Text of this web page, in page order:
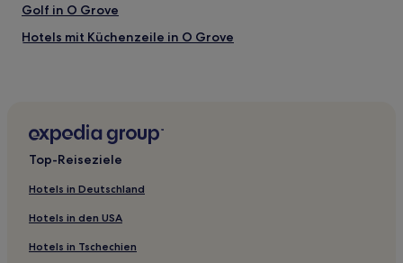
Golf in O Grove
Hotels mit Küchenzeile in O Grove
Haustierfreundliche in Santiago de Vigo
Günstige in Poio
Strand in A Lanzada
Hotels mit Parkplatz in A Lanzada
Familien in O Salnés
Top-Reiseziele
Hotels in Deutschland
Hotels in den USA
Hotels in Tschechien